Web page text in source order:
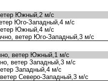
Южный,2 м/с
Юго-Западный,4 м/с
Южный,4 м/с
ветер Юго-Западный,3 м/с
ветер Южный,1 м/с
ветер Западный,3 м/с
Западный,4 м/с
Северо-Западный,3 м/с